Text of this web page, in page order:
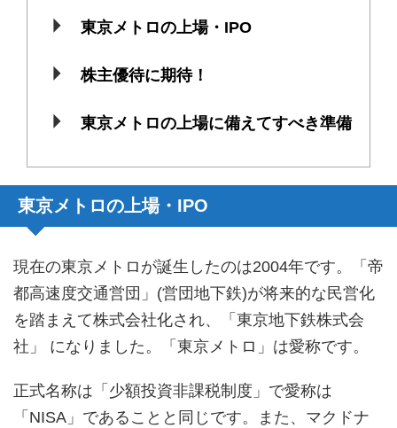
東京メトロの上場・IPO
株主優待に期待！
東京メトロの上場に備えてすべき準備
東京メトロの上場・IPO
現在の東京メトロが誕生したのは2004年です。「帝
都高速度交通営団」(営団地下鉄)が将来的な民営化
を踏まえて株式会社化され、「東京地下鉄株式会
社」 になりました。「東京メトロ」は愛称です。
正式名称は「少額投資非課税制度」で愛称は
「NISA」であることと同じです。また、マクドナ